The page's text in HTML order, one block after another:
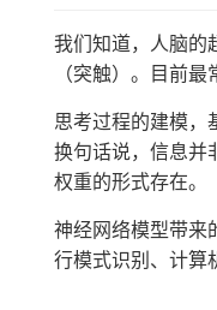
我们知道，人脑的
（突触）。目前
思考过程的建模，
换句话说，信息并
权重的形式存在。
神经网络模型带来
行模式识别、计算